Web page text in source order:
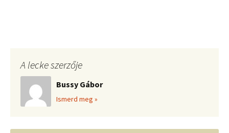
A lecke szerzője
Bussy Gábor
Ismerd meg »